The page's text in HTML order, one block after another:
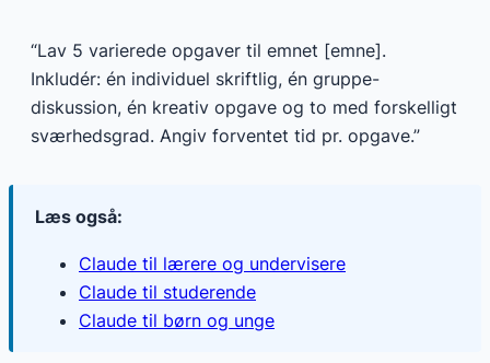
“Lav 5 varierede opgaver til emnet [emne].
Inkludér: én individuel skriftlig, én gruppe-
diskussion, én kreativ opgave og to med forskelligt
sværhedsgrad. Angiv forventet tid pr. opgave.”
Læs også:
Claude til lærere og undervisere
Claude til studerende
Claude til børn og unge